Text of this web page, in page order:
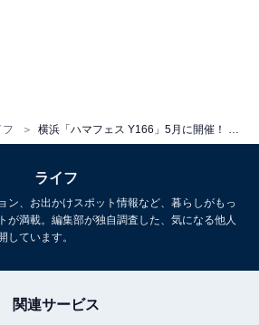
フ
しか買えない「かわいい＆絶品スイー
ライフ
ン、お出かけスポット情報など、暮らしがもっ
が満載。編集部が独自調査した、気になる他人
しています。
関連サービス